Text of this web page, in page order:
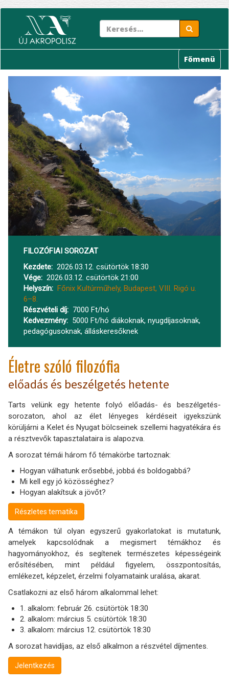
tartalomra
Főmenü
FILOZÓFIAI SOROZAT
Kezdete
2026.03.12. csütörtök 18:30
Vége
2026.03.12. csütörtök 21:00
Helyszín
Főnix Kultúrműhely, Budapest, VIII. Rigó u.
6–8.
Részvételi díj
7000 Ft/hó
Kedvezmény
5000 Ft/hó diákoknak, nyugdíjasoknak,
pedagógusoknak, álláskeresőknek
Életre szóló filozófia
előadás és beszélgetés hetente
Tarts velünk egy hetente folyó előadás- és beszélgetés-
sorozaton, ahol az élet lényeges kérdéseit igyekszünk
körüljárni a Kelet és Nyugat bölcseinek szellemi hagyatékára és
a résztvevők tapasztalataira is alapozva.
A sorozat témái három fő témakörbe tartoznak:
Hogyan válhatunk erősebbé, jobbá és boldogabbá?
Mi kell egy jó közösséghez?
Hogyan alakítsuk a jövőt?
Részletes tematika
A témákon túl olyan egyszerű gyakorlatokat is mutatunk,
amelyek kapcsolódnak a megismert témákhoz és
hagyományokhoz, és segítenek természetes képességeink
erősítésében, mint például figyelem, összpontosítás,
emlékezet, képzelet, érzelmi folyamataink uralása, akarat.
Csatlakozni az első három alkalommal lehet:
1. alkalom: február 26. csütörtök 18:30
2. alkalom: március 5. csütörtök 18:30
3. alkalom: március 12. csütörtök 18:30
A sorozat havidíjas, az első alkalmon a részvétel díjmentes.
Jelentkezés